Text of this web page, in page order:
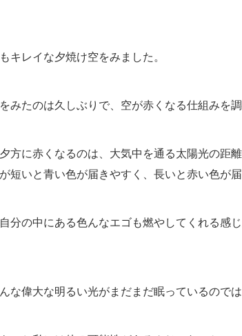
キレイな夕焼け空をみました。
みたのは久しぶりで、空が赤くなる仕組みを調
方に赤くなるのは、大気中を通る太陽光の距
短いと青い色が届きやすく、長いと赤い色が
分の中にある色んなエゴも燃やしてくれる感
な偉大な明るい光がまだまだ眠っているのでは